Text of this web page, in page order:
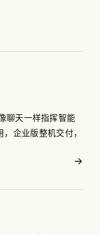
聊天一样指挥智能
企业版整机交付，